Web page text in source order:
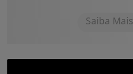
Saiba Mais